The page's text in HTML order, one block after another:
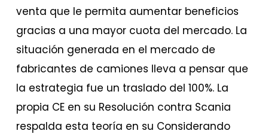
venta que le permita aumentar beneficios
gracias a una mayor cuota del mercado. La
situación generada en el mercado de
fabricantes de camiones lleva a pensar que
la estrategia fue un traslado del 100%. La
propia CE en su Resolución contra Scania
respalda esta teoría en su Considerando